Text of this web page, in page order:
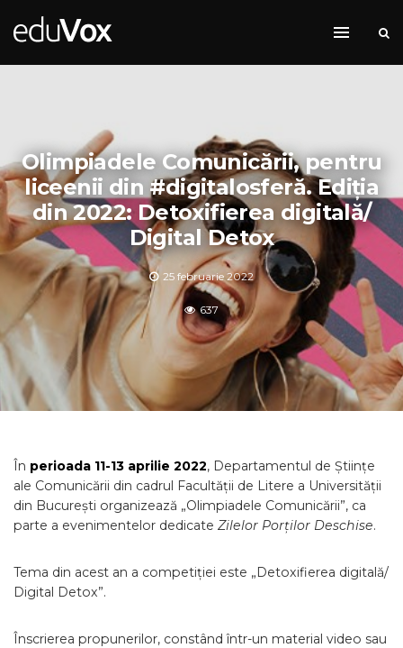
Olimpiadele Comunicării, pentru
liceenii din #digitalosferă. Ediția
din 2022: Detoxifierea digitală/
Digital Detox
25 februarie 2022
637
În perioada 11-13 aprilie 2022, Departamentul de Științe
ale Comunicării din cadrul Facultății de Litere a Universității
din București organizează „Olimpiadele Comunicării”, ca
parte a evenimentelor dedicate Zilelor Porților Deschise.
Tema din acest an a competiției este „Detoxifierea digitală/
Digital Detox”.
Înscrierea propunerilor, constând într-un material video sau